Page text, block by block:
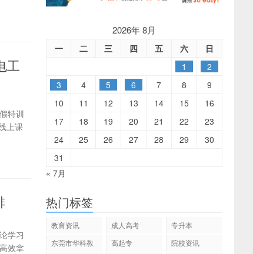
工
特训
上课
学习
效拿
2026年 8月
一 二 三 四 五 六
日
1
2
3
4 5 6 7 8
9
10
11 12 13 14 15
16
17
18 19 20 21 22
23
24
25 26 27 28 29
30
31
« 7月
热门标签
教育资讯 成人高考
专升本
东莞市华科教
高起专 院校资讯